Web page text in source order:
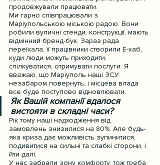
продовжували працювати.
Ми гарно співпрацювали з
Маріупольською міською радою. Вони
робили вуличні стенди, конструкції, мають
відмінний бренд-бук. Зараз рада
переїхала, її працівники створили Е-хаб,
куди люди можуть приходити,
спілкуватися, отримувати послуги. Я
вважаю, що Маріуполь наші ЗСУ
незабаром повернуть, і місцева влада
все буде поступово відновлювати.
Як Вашій компанії вдалося
вистояти в складні часи?
Рік тому наші надходження від
замовлень знизилися на 80%. Але будь-
яка криза дає можливість зупинитися,
подивитися на сильні та слабкі сторони, і
йти далі.
У нас забрали зону комфорту, тож треба